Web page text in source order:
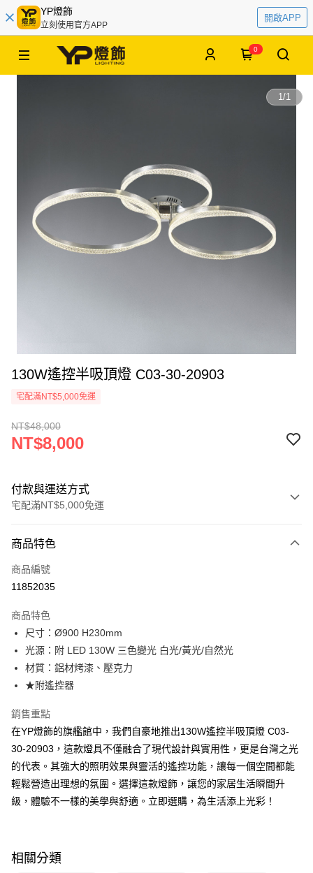
YP燈飾
立刻使用官方APP
開啟APP
0
1/1
130W遙控半吸頂燈 C03-30-20903
宅配滿NT$5,000免運
NT$48,000
NT$8,000
付款與運送方式
宅配滿NT$5,000免運
信用卡一次付款
LINE Pay
街口支付
悠遊付
Google Pay
全盈+PAY
AFTEE先享後付
相關說明
【關於「AFTEE先享後付」】
AFTEE先享後付是「在收到商品之後才付款」的支付方式。 讓您購物簡單
便利好安心！
１．簡單：不需註冊會員、不需綁卡、不需儲值。
【「AFTEE先享後付」結帳流程】
１．於結帳方式選擇「AFTEE先享後付」後，將跳轉至「AFTEE先享後付」
每筆NT$180，滿NT$5,000(含以上)免運費
商品特色
商品編號
11852035
商品特色
尺寸：Ø900 H230mm
光源：附 LED 130W 三色變光 白光/黃光/自然光
材質：鋁材烤漆、壓克力
★附遙控器
銷售重點
在YP燈飾的旗艦館中，我們自豪地推出130W遙控半吸頂燈 C03-
30-20903，這款燈具不僅融合了現代設計與實用性，更是台灣之光
的代表。其強大的照明效果與靈活的遙控功能，讓每一個空間都能
輕鬆營造出理想的氛圍。選擇這款燈飾，讓您的家居生活瞬間升
級，體驗不一樣的美學與舒適。立即選購，為生活添上光彩！
相關分類